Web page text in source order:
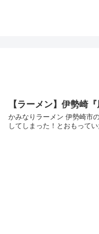
【ラーメン】伊勢崎
かみなりラーメン 伊勢崎市
してしまった！とおもって